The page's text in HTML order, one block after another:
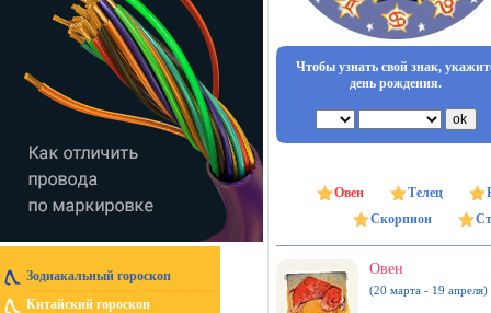
Зодиакальный гороскоп
Китайский гороскоп
Чтобы узнать свой знак,
день рождения.
Овен Телец
Скорпион
Овен
(20 марта - 19 апреля)